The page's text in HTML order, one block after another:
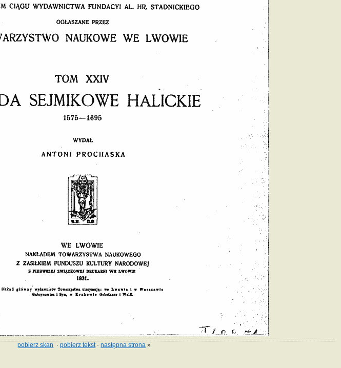
pobierz skan ·pobierz tekst·następna strona »